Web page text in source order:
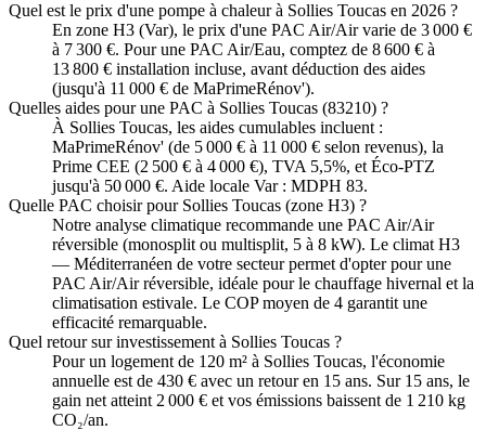
Quel est le prix d'une pompe à chaleur à Sollies Toucas en 2026 ?
En zone H3 (Var), le prix d'une PAC Air/Air varie de 3 000 €
à 7 300 €. Pour une PAC Air/Eau, comptez de 8 600 € à
13 800 € installation incluse, avant déduction des aides
(jusqu'à 11 000 € de MaPrimeRénov').
Quelles aides pour une PAC à Sollies Toucas (83210) ?
À Sollies Toucas, les aides cumulables incluent :
MaPrimeRénov' (de 5 000 € à 11 000 € selon revenus), la
Prime CEE (2 500 € à 4 000 €), TVA 5,5%, et Éco-PTZ
jusqu'à 50 000 €. Aide locale Var : MDPH 83.
Quelle PAC choisir pour Sollies Toucas (zone H3) ?
Notre analyse climatique recommande une PAC Air/Air
réversible (monosplit ou multisplit, 5 à 8 kW). Le climat H3
— Méditerranéen de votre secteur permet d'opter pour une
PAC Air/Air réversible, idéale pour le chauffage hivernal et la
climatisation estivale. Le COP moyen de 4 garantit une
efficacité remarquable.
Quel retour sur investissement à Sollies Toucas ?
Pour un logement de 120 m² à Sollies Toucas, l'économie
annuelle est de 430 € avec un retour en 15 ans. Sur 15 ans, le
gain net atteint 2 000 € et vos émissions baissent de 1 210 kg
CO₂/an.